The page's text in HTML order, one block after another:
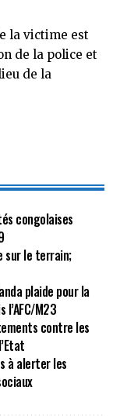
la victime est
de la police et
de la
congolaises
sur le terrain;
plaide pour la
M23
contre les
à alerter les